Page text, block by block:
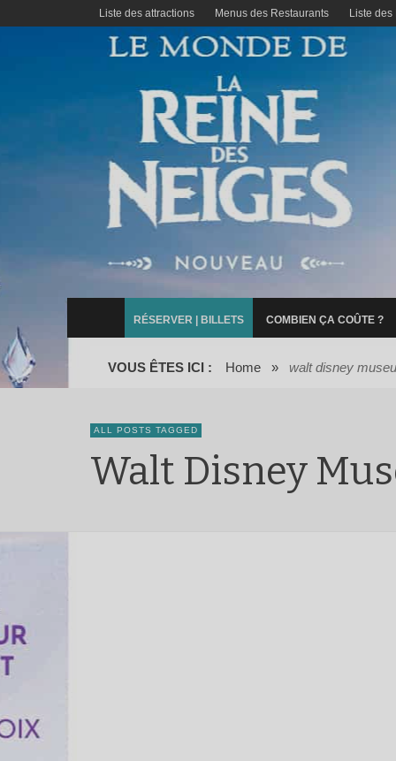
Liste des attractions Menus des Restaurants Liste
RÉSERVER | BILLETS COMBIEN ÇA COÛTE ?
VOUS ÊTES ICI : Home » walt disney
ALL POSTS TAGGED
Walt Disney